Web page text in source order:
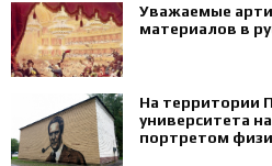
Уважаемые
материалов в
На территории
университета
портретом